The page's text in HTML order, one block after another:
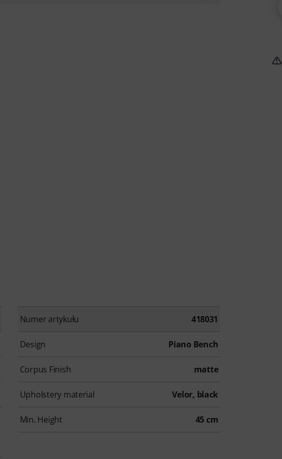
Numer artykułu 418031
Design Piano Bench
Corpus Finish matte
Upholstery material Velor, black
Min. Height 45 cm